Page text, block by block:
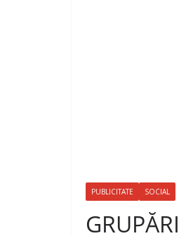
PUBLICITATE SOCIAL